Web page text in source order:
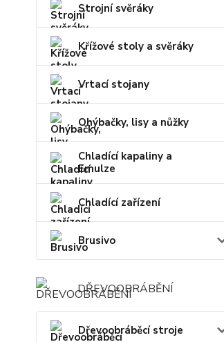
Strojní svěráky
Křížové stoly a svěráky
Vrtací stojany
Ohýbačky, lisy a nůžky
Chladící kapaliny a
Emulze
Chladící zařízení
Brusivo
DŘEVOOBRÁBĚNÍ
Dřevoobráběcí stroje